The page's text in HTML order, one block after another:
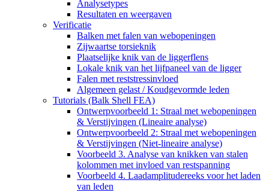
Analysetypes
Resultaten en weergaven
Verificatie
Balken met falen van webopeningen
Zijwaartse torsieknik
Plaatselijke knik van de liggerflens
Lokale knik van het lijfpaneel van de ligger
Falen met reststressinvloed
Algemeen gelast / Koudgevormde leden
Tutorials (Balk Shell FEA)
Ontwerpvoorbeeld 1: Straal met webopeningen
& Verstijvingen (Lineaire analyse)
Ontwerpvoorbeeld 2: Straal met webopeningen
& Verstijvingen (Niet-lineaire analyse)
Voorbeeld 3. Analyse van knikken van stalen
kolommen met invloed van restspanning
Voorbeeld 4. Laadamplitudereeks voor het laden
van leden